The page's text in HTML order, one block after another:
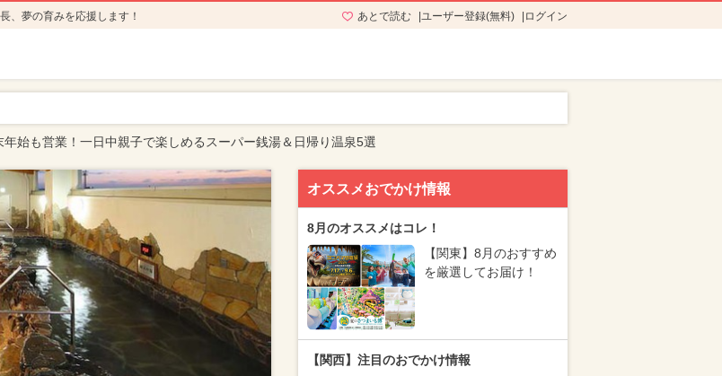
、夢の育みを応援します！ あとで読む ユーザー登録(無料) ログイン
年始も営業！一日中親子で楽しめるスーパー銭湯＆日帰り温泉5選
オススメおでかけ情報
8月のオススメはコレ！
【関東】8月のおすすめ
を厳選してお届け！
【関西】注目のおでかけ情報